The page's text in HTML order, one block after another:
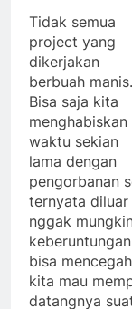
Tidak semua
project yang
dikerjakan
berbuah manis.
Bisa saja kita
menghabiskan
waktu sekian
lama dengan
pengorbanan
ternyata diluar
nggak
bisa
kita mau
datangnya